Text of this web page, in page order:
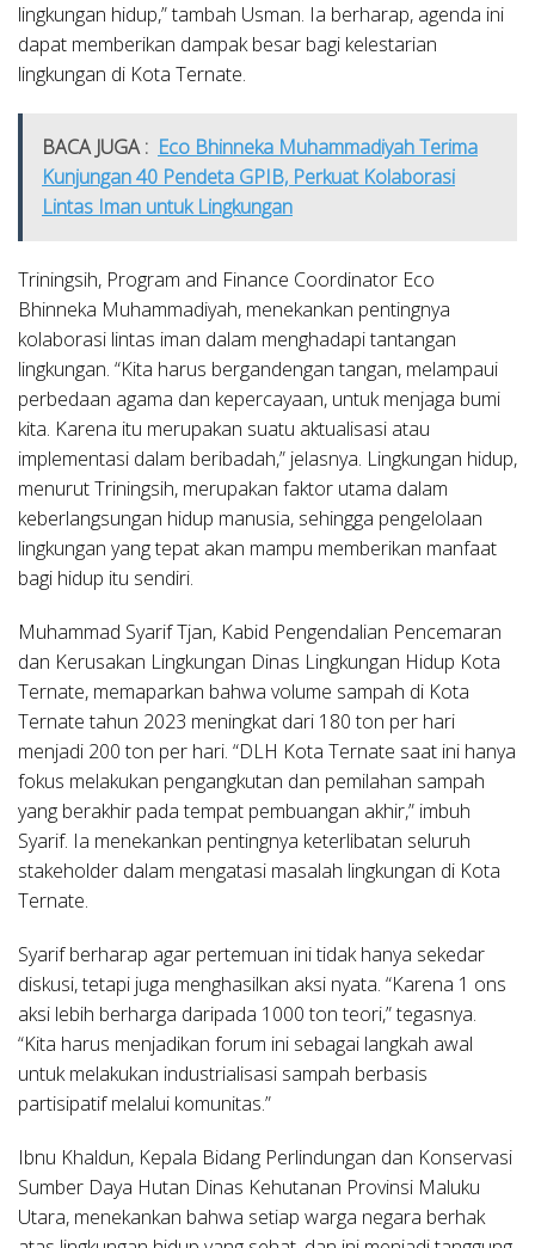
lingkungan hidup,” tambah Usman. Ia berharap, agenda ini
dapat memberikan dampak besar bagi kelestarian
lingkungan di Kota Ternate.
BACA JUGA : Eco Bhinneka Muhammadiyah Terima
Kunjungan 40 Pendeta GPIB, Perkuat Kolaborasi
Lintas Iman untuk Lingkungan
Triningsih, Program and Finance Coordinator Eco
Bhinneka Muhammadiyah, menekankan pentingnya
kolaborasi lintas iman dalam menghadapi tantangan
lingkungan. “Kita harus bergandengan tangan, melampaui
perbedaan agama dan kepercayaan, untuk menjaga bumi
kita. Karena itu merupakan suatu aktualisasi atau
implementasi dalam beribadah,” jelasnya. Lingkungan hidup,
menurut Triningsih, merupakan faktor utama dalam
keberlangsungan hidup manusia, sehingga pengelolaan
lingkungan yang tepat akan mampu memberikan manfaat
bagi hidup itu sendiri.
Muhammad Syarif Tjan, Kabid Pengendalian Pencemaran
dan Kerusakan Lingkungan Dinas Lingkungan Hidup Kota
Ternate, memaparkan bahwa volume sampah di Kota
Ternate tahun 2023 meningkat dari 180 ton per hari
menjadi 200 ton per hari. “DLH Kota Ternate saat ini hanya
fokus melakukan pengangkutan dan pemilahan sampah
yang berakhir pada tempat pembuangan akhir,” imbuh
Syarif. Ia menekankan pentingnya keterlibatan seluruh
stakeholder dalam mengatasi masalah lingkungan di Kota
Ternate.
Syarif berharap agar pertemuan ini tidak hanya sekedar
diskusi, tetapi juga menghasilkan aksi nyata. “Karena 1 ons
aksi lebih berharga daripada 1000 ton teori,” tegasnya.
“Kita harus menjadikan forum ini sebagai langkah awal
untuk melakukan industrialisasi sampah berbasis
partisipatif melalui komunitas.”
Ibnu Khaldun, Kepala Bidang Perlindungan dan Konservasi
Sumber Daya Hutan Dinas Kehutanan Provinsi Maluku
Utara, menekankan bahwa setiap warga negara berhak